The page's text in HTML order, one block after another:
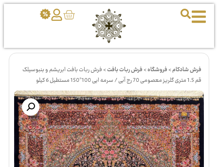
فرش شادکام>فروشگاه>فرش ربات بافت>فرش ربات بافت ابریشم و بنبوسیلک
قم 1.5 متری گلریز معصومی 70 رج آبی / سرمه ایی 100*150 مستطیل 6 کیلو